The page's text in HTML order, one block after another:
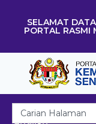
SELAMAT
PORTAL RASMI
English